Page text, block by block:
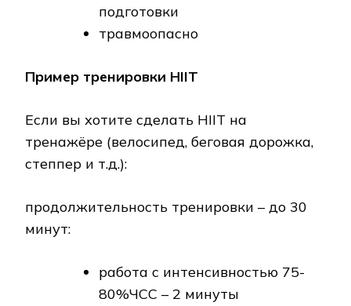
подготовки
травмоопасно
Пример тренировки HIIT
Если вы хотите сделать HIIT на
тренажёре (велосипед, беговая дорожка,
степпер и т.д.):
продолжительность тренировки – до 30
минут:
работа с интенсивностью 75-
80%ЧСС – 2 минуты